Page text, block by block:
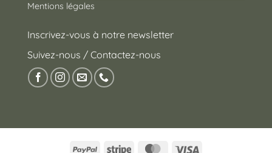
Mentions légales
Inscrivez-vous à notre newsletter
Suivez-nous / Contactez-nous
PayPal Stripe MasterCard
Visa